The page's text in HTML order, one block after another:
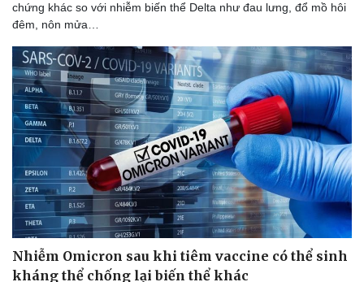
chứng khác so với nhiễm biến thể Delta như đau lưng, đổ mồ hôi
đêm, nôn mửa…
Nhiễm Omicron sau khi tiêm vaccine có thể sinh
kháng thể chống lại biến thể khác